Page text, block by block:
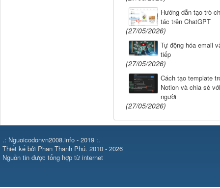
Hướng dẫn tạo trò
tác trên ChatGPT
(27/05/2026)
Tự động hóa email
tiếp
(27/05/2026)
Cách tạo template
Notion và chia sẻ
người
(27/05/2026)
.: Nguoicodonvn2008.info - 2019 :.
Thiết kế bởi Phan Thanh Phú. 2010 - 2026
Nguồn tin được tổng hợp từ internet